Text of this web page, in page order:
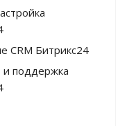
CRM Битрикс24
поддержка